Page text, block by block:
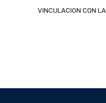
VINCULACION CON